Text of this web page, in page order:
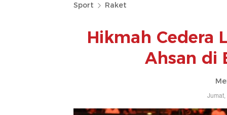
Sport Raket
Hikmah Cedera
Ahsan di